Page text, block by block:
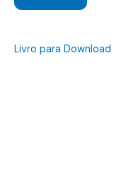
Livro para Download